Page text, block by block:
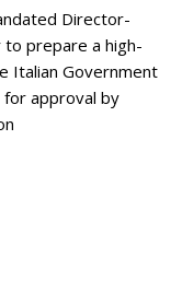
Director-
to prepare a high-
Italian Government
approval by